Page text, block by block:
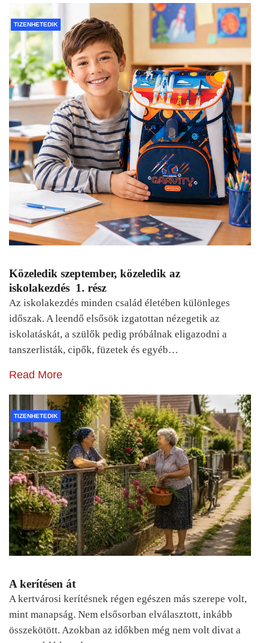
TIZENHETEDIK
Közeledik szeptember, közeledik az
iskolakezdés 1. rész
Az iskolakezdés minden család életében különleges
időszak. A leendő elsősök izgatottan nézegetik az
iskolatáskát, a szülők pedig próbálnak eligazodni a
tanszerlisták, cipők, füzetek és egyéb…
Read More
TIZENHETEDIK
A kerítésen át
A kertvárosi kerítésnek régen egészen más szerepe volt,
mint manapság. Nem elsősorban elválasztott, inkább
összekötött. Azokban az időkben még nem volt divat a